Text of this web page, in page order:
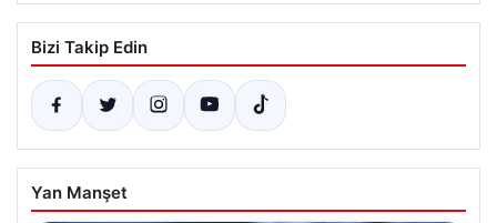
Bizi Takip Edin
Yan Manşet